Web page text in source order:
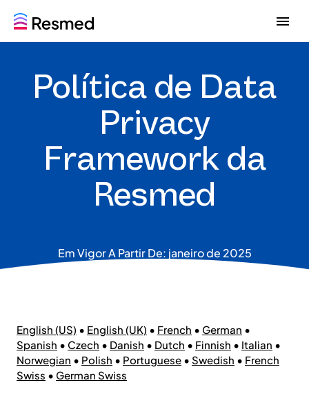
G
o
G
o
Política de Data
Privacy
Framework da
Resmed
Em Vigor A Partir De: janeiro de 2025
English (US) • English (UK) • French • German •
Spanish • Czech • Danish • Dutch • Finnish • Italian •
Norwegian • Polish • Portuguese • Swedish • French
Swiss • German Swiss